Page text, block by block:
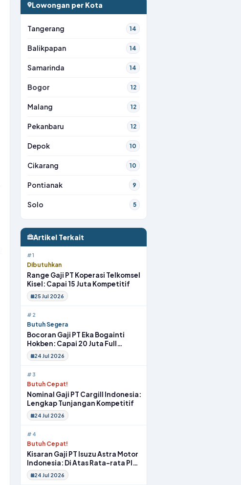
Lowongan per Kota
Tangerang 14
Balikpapan 14
Samarinda 14
Bogor 12
Malang 12
Pekanbaru 12
Depok 10
Cikarang 10
Pontianak 9
Solo 5
Artikel Terkait
#1
Dibutuhkan
Range Gaji PT Koperasi Telkomsel
Kisel: Capai 15 Juta Kompetitif
25 Jul 2026
#2
Butuh Segera
Bocoran Gaji PT Eka Bogainti
Hokben: Capai 20 Juta Full
Benefit
24 Jul 2026
#3
Butuh Cepat!
Nominal Gaji PT Cargill Indonesia:
Lengkap Tunjangan Kompetitif
24 Jul 2026
#4
Butuh Cepat!
Kisaran Gaji PT Isuzu Astra Motor
Indonesia: Di Atas Rata-rata Plus
Fasilitas
24 Jul 2026